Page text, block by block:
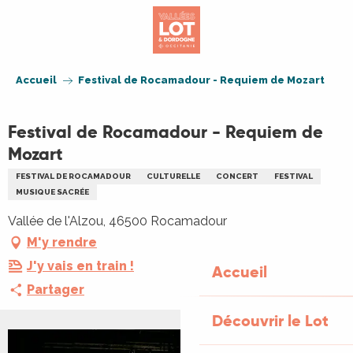
Accueil
Découvrir le Lot
Accueil Festival de Rocamadour - Requiem de Mozart
Festival de Rocamadour - Requiem de
Mozart
FESTIVAL DE ROCAMADOUR CULTURELLE CONCERT
FESTIVAL
MUSIQUE SACRÉE
Vallée de l'Alzou, 46500 Rocamadour
M'y rendre
J'y vais en train !
Partager